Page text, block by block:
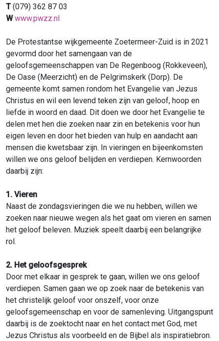
T(079) 362 87 03
W www.pwzz.nl
De Protestantse wijkgemeente Zoetermeer-Zuid is in 2021
gevormd door het samengaan van de
geloofsgemeenschappen van De Regenboog (Rokkeveen),
De Oase (Meerzicht) en de Pelgrimskerk (Dorp). De
gemeente komt samen rondom het Evangelie van Jezus
Christus en wil een levend teken zijn van geloof, hoop en
liefde in woord en daad. Dit doen we door het Evangelie te
delen met hen die zoeken naar zin en betekenis voor hun
eigen leven en door het bieden van hulp en aandacht aan
mensen die kwetsbaar zijn. In vieringen en bijeenkomsten
willen we ons geloof belijden en verdiepen. Kernwoorden
daarbij zijn:
1. Vieren
Naast de zondagsvieringen die we nu hebben, willen we
zoeken naar nieuwe wegen als het gaat om vieren en samen
het geloof beleven. Muziek speelt daarbij een belangrijke
rol.
2. Het geloofsgesprek
Door met elkaar in gesprek te gaan, willen we ons geloof
verdiepen. Samen gaan we op zoek naar de betekenis van
het christelijk geloof voor onszelf, voor onze
geloofsgemeenschap en voor de samenleving. Uitgangspunt
daarbij is de zoektocht naar en het contact met God, met
Jezus Christus als voorbeeld en de Bijbel als inspiratiebron.